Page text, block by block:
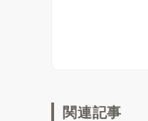
関連記事